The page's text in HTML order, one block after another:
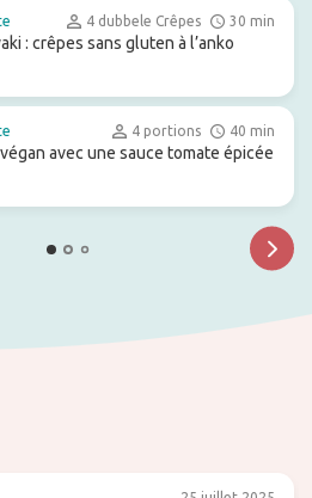
4 dubbele Crêpes 30 min
: crêpes sans gluten à l’anko
4 portions 40 min
avec une sauce tomate épicée